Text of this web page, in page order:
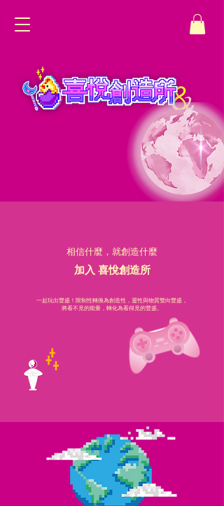
相信什麼，就創造什麼
加入 喜悅創造所
一起玩出豐盛！限制性轉換為創造性，靈性與物質雙向豐盛，
將看不見的能量，轉化為看得見的豐盛。